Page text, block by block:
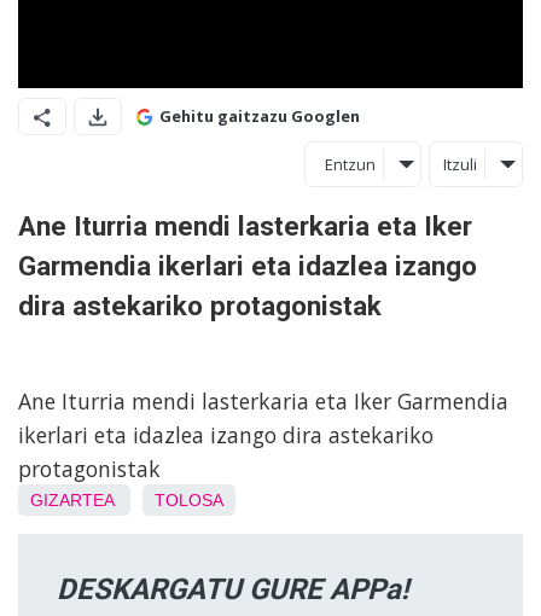
Gehitu gaitzazu Googlen
Entzun Itzuli
Ane Iturria mendi lasterkaria eta Iker
Garmendia ikerlari eta idazlea izango
dira astekariko protagonistak
Ane Iturria mendi lasterkaria eta Iker Garmendia
ikerlari eta idazlea izango dira astekariko
protagonistak
GIZARTEA TOLOSA
DESKARGATU GURE APPa!